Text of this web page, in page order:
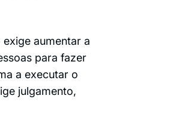
aumentar a
para fazer
a executar o
julgamento,